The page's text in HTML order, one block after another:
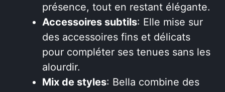
présence, tout en restant élégante.
Accessoires subtils: Elle mise sur
des accessoires fins et délicats
pour compléter ses tenues sans les
alourdir.
Mix de styles: Bella combine des